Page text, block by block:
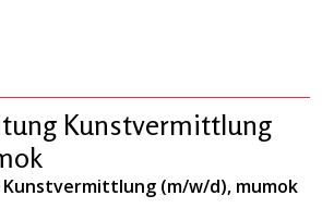
Kunstvermittlung
(m/w/d), mumok